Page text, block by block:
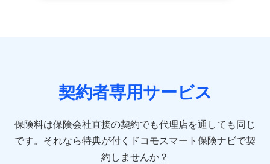
10.受託業務の 個人情報
11.マイカー通勤管理クラウド並びに法人向けASPサー
ビスに関してのお問い合わせ情報
契約者専用サービス
保険料は保険会社直接の契約でも代理店を通しても同じ
です。 それなら特典が付くドコモスマート保険ナビで契
約しませんか？